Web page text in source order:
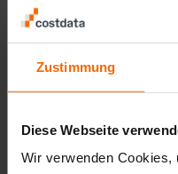
Zustimmung
Diese Webseite
Wir verwenden Cookies,
Die Realität vieler
Einkauf ausgelastet
gebunden sind
Kostenanalysen im
einen
Sie übernehmen